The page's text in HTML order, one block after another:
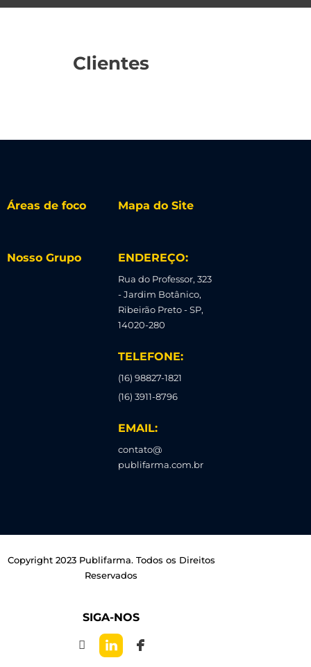
Clientes
Áreas de foco Mapa do Site
Nosso Grupo ENDEREÇO:
Rua do Professor, 323
- Jardim Botânico,
Ribeirão Preto - SP,
14020-280
TELEFONE:
(16) 98827-1821
(16) 3911-8796
EMAIL:
contato@
publifarma.com.br
Copyright 2023 Publifarma. Todos os Direitos
Reservados
SIGA-NOS